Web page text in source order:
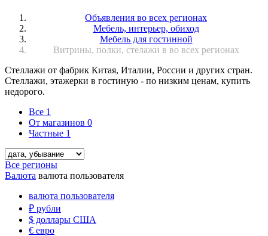
Объявления во всех регионах
Мебель, интерьер, обиход
Мебель для гостинной
Витрины, полки, стелажи в во всех регионах
Стеллажи от фабрик Китая, Италии, России и других стран.
Стеллажи, этажерки в гостиную - по низким ценам, купить
недорого.
Все 1
От магазинов 0
Частные 1
Все регионы
Валюта валюта пользователя
валюта пользователя
₽ рубли
$ доллары США
€ евро